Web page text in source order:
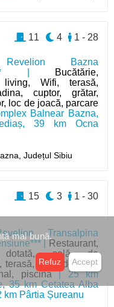
Bazna
|
Bucătărie,
living, Wifi, terasă,
cuptor, grătar,
loc de joacă, parcare
Balnear Bazna,
39 km Ocna
Județul Sibiu
1 - 28
4
11
Transalpina
|
Restaurant,
dotată, sală de
terasă, teren de sport
piscină| 25 km
35 km Cetatea Alba
km Pârtia Șureanu
1 - 30
3
15
mai bună.
Refuz Accept